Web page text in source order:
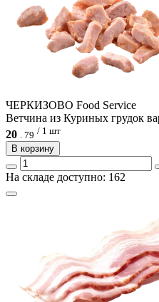
ЧЕРКИЗОВО Food Service
Ветчина из Куриных грудок
20
79 / 1 шт
В корзину
На складе доступно: 162